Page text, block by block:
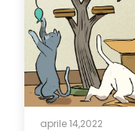
aprile 14,2022